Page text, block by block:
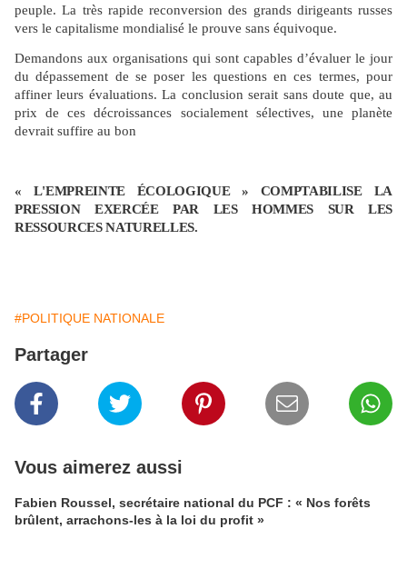
peuple. La très rapide reconversion des grands dirigeants russes
vers le capitalisme mondialisé le prouve sans équivoque.
Demandons aux organisations qui sont capables d’évaluer le jour
du dépassement de se poser les questions en ces termes, pour
affiner leurs évaluations. La conclusion serait sans doute que, au
prix de ces décroissances socialement sélectives, une planète
devrait suffire au bon
« L'EMPREINTE ÉCOLOGIQUE » COMPTABILISE LA
PRESSION EXERCÉE PAR LES HOMMES SUR LES
RESSOURCES NATURELLES.
#POLITIQUE NATIONALE
Partager
Vous aimerez aussi
Fabien Roussel, secrétaire national du PCF : « Nos forêts
brûlent, arrachons-les à la loi du profit »